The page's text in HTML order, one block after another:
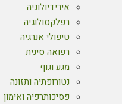
אירידיולוגיה
רפלקסולוגיה
טיפולי אנרגיה
רפואה סינית
מגע וגוף
נטורופתיה ותזונה
פסיכותרפיה ואימון